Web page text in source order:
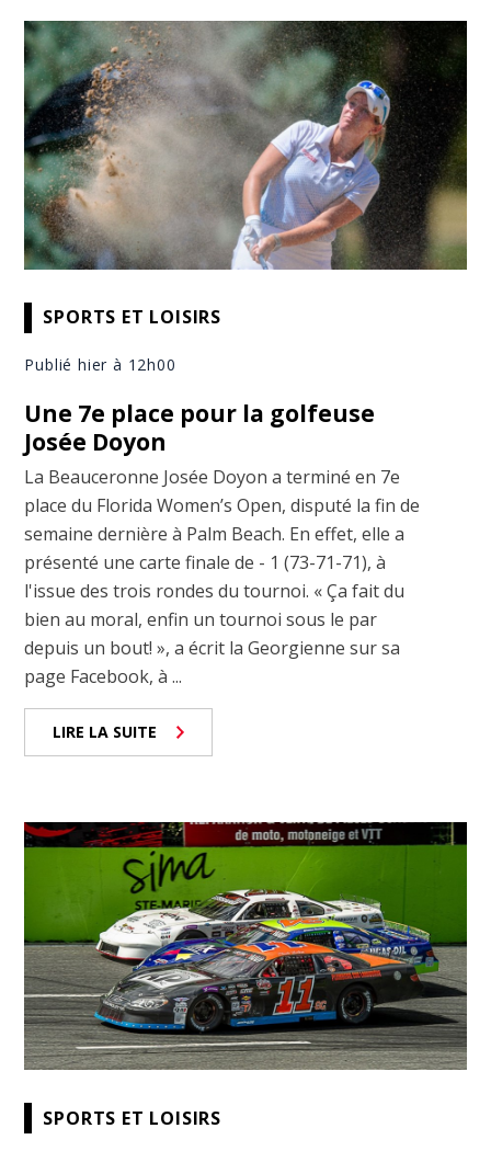
SPORTS ET LOISIRS
Publié hier à 12h00
Une 7e place pour la golfeuse
Josée Doyon
La Beauceronne Josée Doyon a terminé en 7e
place du Florida Women’s Open, disputé la fin de
semaine dernière à Palm Beach. En effet, elle a
présenté une carte finale de - 1 (73-71-71), à
l'issue des trois rondes du tournoi. « Ça fait du
bien au moral, enfin un tournoi sous le par
depuis un bout! », a écrit la Georgienne sur sa
page Facebook, à ...
LIRE LA SUITE
SPORTS ET LOISIRS